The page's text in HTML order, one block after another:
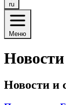
ru
Меню
Новости
Новости и